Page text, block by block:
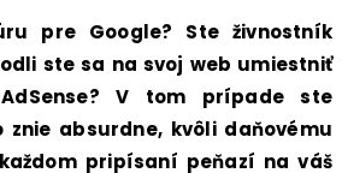
pre Google? Ste živnostník
ste sa na svoj web umiestniť
AdSense? V tom prípade ste
znie absurdne, kvôli daňovému
pripísaní peňazí na váš